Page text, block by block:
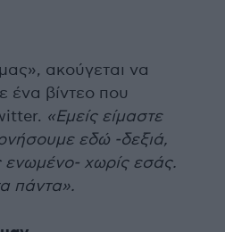
ακούγεται να
ένα βίντεο που
«Εμείς είμαστε
εδώ -δεξιά,
ενωμένο- χωρίς εσάς.
πάντα».